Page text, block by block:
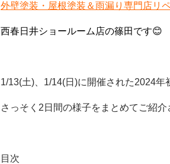
外壁塗装・屋根塗装＆雨漏り専門店リ
西春日井ショールーム店の篠田です😊
1/13(土)、1/14(日)に開催された2024年
さっそく2日間の様子をまとめてご紹介
目次